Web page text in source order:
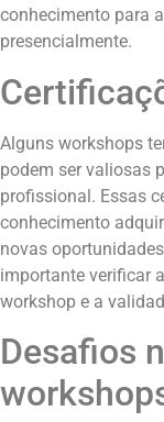
conhecimento para
presencialmente.
Alguns workshops
podem ser valiosas
profissional. Essas
conhecimento
novas
importante verificar
workshop e a
Desafios